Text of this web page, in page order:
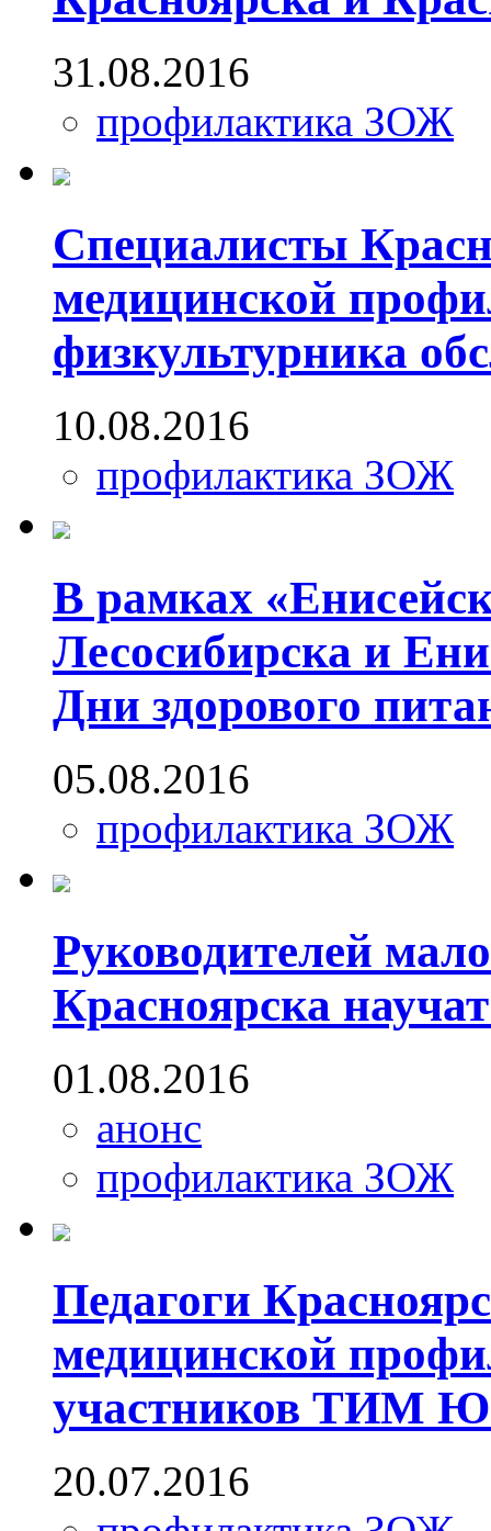
31.08.2016
профилактика ЗОЖ
Специалисты
медицинской
физкультурника
10.08.2016
профилактика ЗОЖ
В рамках
Лесосибирска и
Дни здорового
05.08.2016
профилактика ЗОЖ
Руководителей
Красноярска
01.08.2016
анонс
профилактика ЗОЖ
Педагоги
медицинской
участников ТИМ
20.07.2016